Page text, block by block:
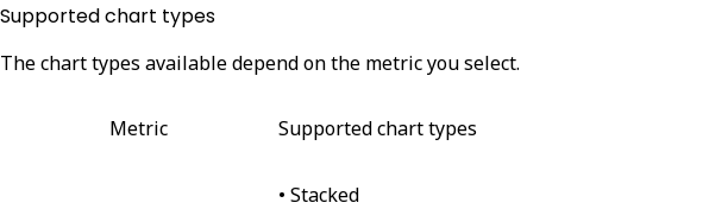
Supported chart types
The chart types available depend on the metric you select.
Metric Supported chart types
• Stacked